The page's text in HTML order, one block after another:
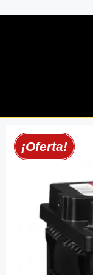
¡Oferta!